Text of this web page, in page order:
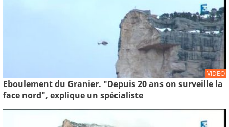
VIDEO
Eboulement du Granier. "Depuis 20 ans on surveille la
face nord", explique un spécialiste